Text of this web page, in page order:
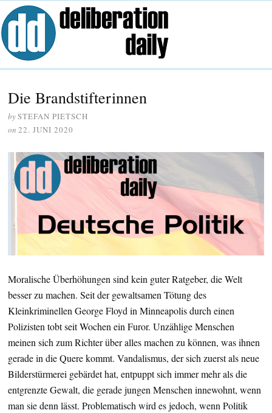
Die Brandstifterinnen
bySTEFAN PIETSCH
on 22. JUNI 2020
Moralische Überhöhungen sind kein guter Ratgeber, die Welt
besser zu machen. Seit der gewaltsamen Tötung des
Kleinkriminellen George Floyd in Minneapolis durch einen
Polizisten tobt seit Wochen ein Furor. Unzählige Menschen
meinen sich zum Richter über alles machen zu können, was ihnen
gerade in die Quere kommt. Vandalismus, der sich zuerst als neue
Bilderstürmerei gebärdet hat, entpuppt sich immer mehr als die
entgrenzte Gewalt, die gerade jungen Menschen innewohnt, wenn
man sie denn lässt. Problematisch wird es jedoch, wenn Politik